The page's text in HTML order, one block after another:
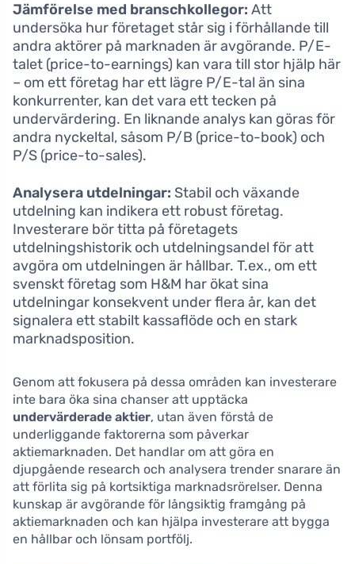
Jämförelse med branschkollegor: Att
undersöka hur företaget står sig i förhållande till
andra aktörer på marknaden är avgörande. P/E-
talet (price-to-earnings) kan vara till stor hjälp här
– om ett företag har ett lägre P/E-tal än sina
konkurrenter, kan det vara ett tecken på
undervärdering. En liknande analys kan göras för
andra nyckeltal, såsom P/B (price-to-book) och
P/S (price-to-sales).
Analysera utdelningar: Stabil och växande
utdelning kan indikera ett robust företag.
Investerare bör titta på företagets
utdelningshistorik och utdelningsandel för att
avgöra om utdelningen är hållbar. T.ex., om ett
svenskt företag som H&M har ökat sina
utdelningar konsekvent under flera år, kan det
signalera ett stabilt kassaflöde och en stark
marknadsposition.
Genom att fokusera på dessa områden kan investerare
inte bara öka sina chanser att upptäcka
undervärderade aktier, utan även förstå de
underliggande faktorerna som påverkar
aktiemarknaden. Det handlar om att göra en
djupgående research och analysera trender snarare än
att förlita sig på kortsiktiga marknadsrörelser. Denna
kunskap är avgörande för långsiktig framgång på
aktiemarknaden och kan hjälpa investerare att bygga
en hållbar och lönsam portfölj.